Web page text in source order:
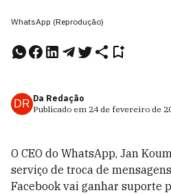
WhatsApp (Reprodução)
DR Da Redação
Publicado em 24 de fevereiro de
O CEO do WhatsApp, Jan
serviço de troca de
Facebook vai ganhar suporte